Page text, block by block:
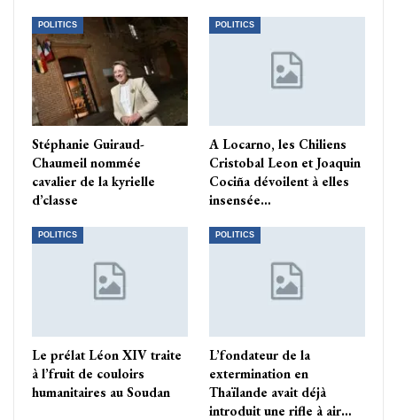
POLITICS
Stéphanie Guiraud-
Chaumeil nommée
cavalier de la kyrielle
d’classe
POLITICS
A Locarno, les Chiliens
Cristobal Leon et Joaquin
Cociña dévoilent à elles
insensée…
POLITICS
Le prélat Léon XIV traite
à l’fruit de couloirs
humanitaires au Soudan
POLITICS
L’fondateur de la
extermination en
Thaïlande avait déjà
introduit une rifle à air…